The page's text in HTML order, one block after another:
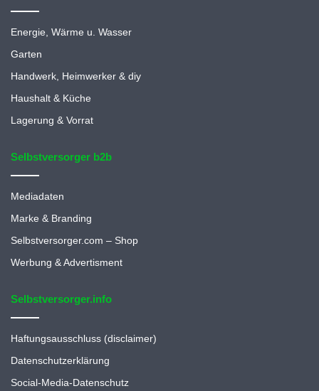
Energie, Wärme u. Wasser
Garten
Handwerk, Heimwerker & diy
Haushalt & Küche
Lagerung & Vorrat
Selbstversorger b2b
Mediadaten
Marke & Branding
Selbstversorger.com – Shop
Werbung & Advertisment
Selbstversorger.info
Haftungsausschluss (disclaimer)
Datenschutzerklärung
Social-Media-Datenschutz